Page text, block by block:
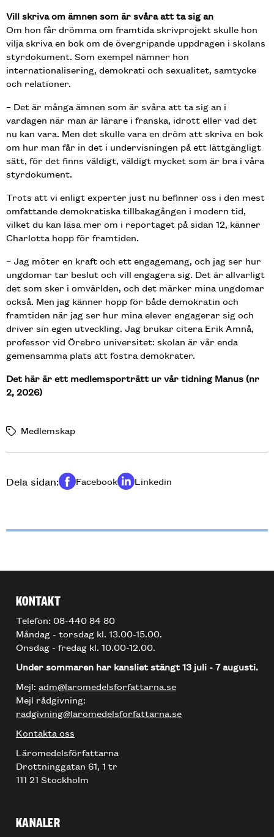
Vill skriva om ämnen som är svåra att ta sig an
Om hon får drömma om framtida skrivprojekt skulle hon
vilja skriva en bok om de övergripande uppdragen i skolans
styrdokument. Som exempel nämner hon
internationalisering, demokrati och sexualitet, samtycke
och relationer.
– Det är många ämnen som är svåra att ta sig an i
vardagen när man är lärare i franska, idrott eller vad det
nu kan vara. Men det skulle vara en dröm att skriva en bok
om hur man får in det i undervisningen på ett lättgängligt
sätt, för det finns väldigt, väldigt mycket som är bra i våra
styrdokument.
Trots att vi enligt experter just nu befinner oss i den mest
omfattande demokratiska tillbakagången i modern tid,
vilket du kan läsa mer om i reportaget på sidan 12, känner
Charlotta hopp för framtiden.
– Jag möter en kraft och ett engagemang, och jag ser hur
ungdomar tar beslut och vill engagera sig. Det är allvarligt
det som sker i omvärlden, och det märker mina ungdomar
också. Men jag känner hopp för både demokratin och
framtiden när jag ser hur mina elever engagerar sig och
driver sin egen utveckling. Jag brukar citera Erik Amnå,
professor vid Örebro universitet: skolan är vår enda
gemensamma plats att fostra demokrater.
Det här är ett medlemsporträtt ur vår tidning Manus (nr
2, 2026)
Medlemskap
Dela sidan:
Dela på
Facebook
Dela på
Linkedin
KONTAKT
Telefon: 08-440 84 80
Måndag - torsdag kl. 13.00-15.00.
Onsdag - fredag kl. 10.00-12.00.
Under sommaren har kansliet stängt 13 juli - 7 augusti.
Mejl: adm@laromedelsforfattarna.se
Mejl rådgivning:
radgivning@laromedelsforfattarna.se
Kontakta oss
Läromedelsförfattarna
Drottninggatan 61, 1 tr
111 21 Stockholm
KANALER